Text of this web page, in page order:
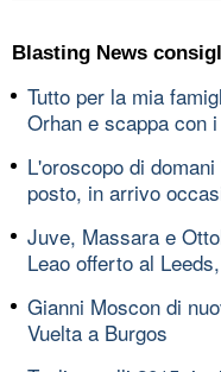
Blasting News
Tutto per la mia
Orhan e scappa con
L'oroscopo di
posto, in arrivo
Juve, Massara e
Leao offerto al
Gianni Moscon di
Vuelta a Burgos